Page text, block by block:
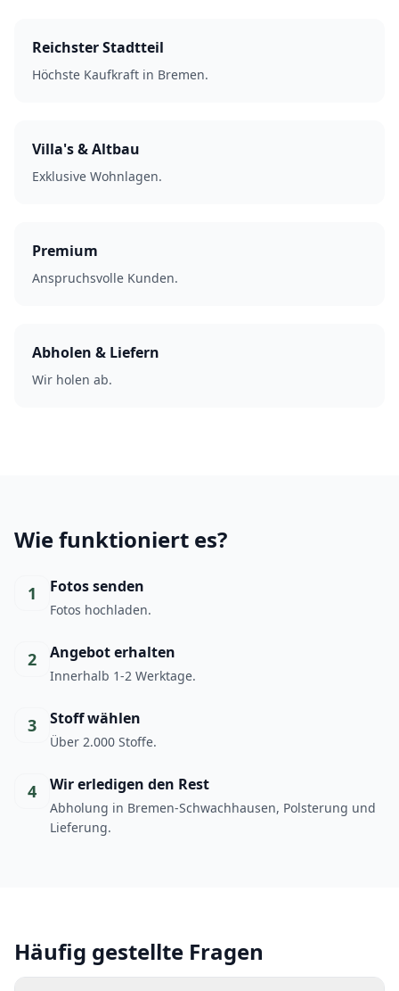
Reichster Stadtteil
Höchste Kaufkraft in Bremen.
Villa's & Altbau
Exklusive Wohnlagen.
Premium
Anspruchsvolle Kunden.
Abholen & Liefern
Wir holen ab.
Wie funktioniert es?
1 Fotos senden
Fotos hochladen.
2 Angebot erhalten
Innerhalb 1-2 Werktage.
3 Stoff wählen
Über 2.000 Stoffe.
4 Wir erledigen den Rest
Abholung in Bremen-Schwachhausen, Polsterung und
Lieferung.
Häufig gestellte Fragen